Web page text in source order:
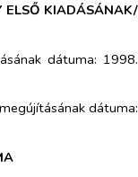
ELSŐ KIADÁSÁNAK/
dátuma: 1998.
dátuma: